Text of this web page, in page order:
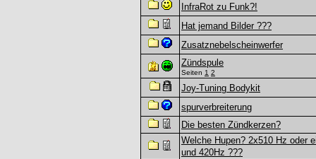
InfraRot zu Funk?!
Hat jemand Bilder ???
Zusatznebelscheinwerfer
Zündspule
Seiten 1 2
Joy-Tuning Bodykit
spurverbreiterung
Die besten Zündkerzen?
Welche Hupen? 2x510 Hz oder
und 420Hz ???